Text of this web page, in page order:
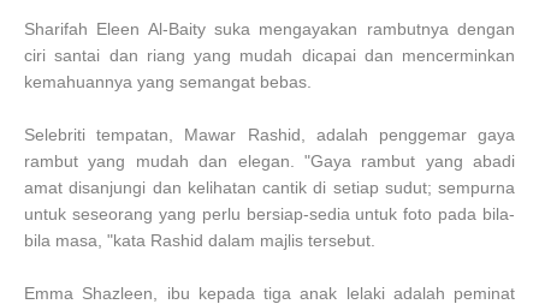
Sharifah Eleen Al-Baity suka mengayakan rambutnya dengan
ciri santai dan riang yang mudah dicapai dan mencerminkan
kemahuannya yang semangat bebas.
Selebriti tempatan, Mawar Rashid, adalah penggemar gaya
rambut yang mudah dan elegan. "Gaya rambut yang abadi
amat disanjungi dan kelihatan cantik di setiap sudut; sempurna
untuk seseorang yang perlu bersiap-sedia untuk foto pada bila-
bila masa, "kata Rashid dalam majlis tersebut.
Emma Shazleen, ibu kepada tiga anak lelaki adalah peminat